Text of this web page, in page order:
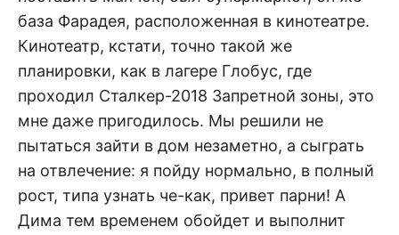
база Фарадея, расположенная в кинотеатре.
Кинотеатр, кстати, точно такой же
планировки, как в лагере Глобус, где
проходил Сталкер-2018 Запретной зоны, это
мне даже пригодилось. Мы решили не
пытаться зайти в дом незаметно, а сыграть
на отвлечение: я пойду нормально, в полный
рост, типа узнать че-как, привет парни! А
Дима тем временем обойдет и выполнит